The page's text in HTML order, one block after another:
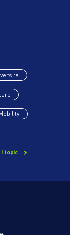
topic